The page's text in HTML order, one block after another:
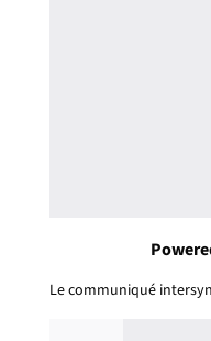
Le communiqué